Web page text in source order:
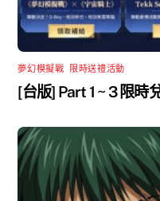
夢幻模擬戰 限時送禮活動
[台版] Part 1 ~ 3 限時